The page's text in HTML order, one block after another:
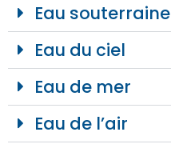
Eau souterraine
Eau du ciel
Eau de mer
Eau de l’air